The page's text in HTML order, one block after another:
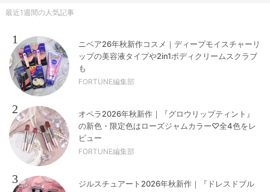
最近1週間の人気記事
1
ニベア26年秋新作コスメ｜ディープモイスチャーリ
ップの美容液タイプや2in1ボディクリームスクラブ
も
FORTUNE編集部
2
オペラ2026年秋新作｜『グロウリップティント』
の新色・限定色はローズジャムカラー♡全4色をレ
ビュー
FORTUNE編集部
3
ジルスチュアート2026年秋新作｜『ドレスドブル